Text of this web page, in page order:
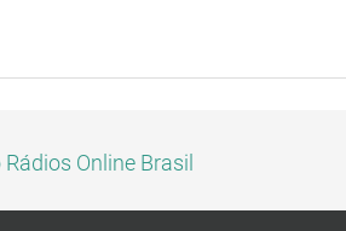
Online Brasil